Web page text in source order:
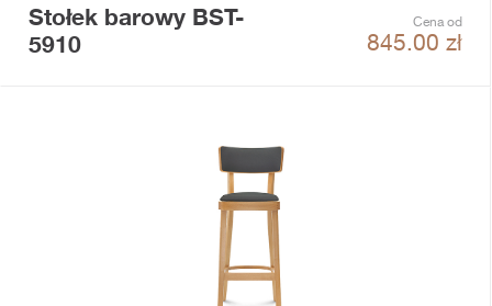
Stołek barowy BST-
5910
Cena od
845.00 zł